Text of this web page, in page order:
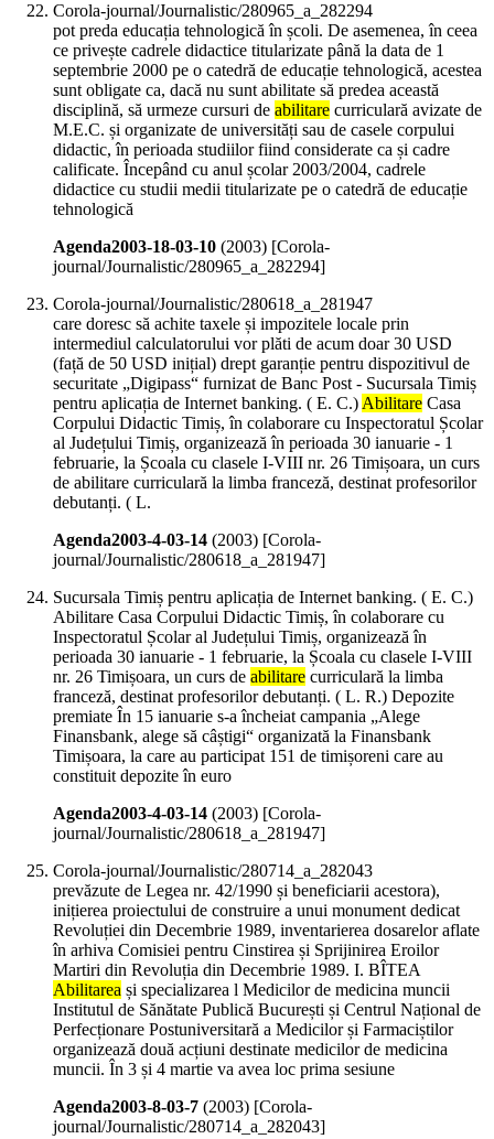
Corola-journal/Journalistic/280965_a_282294
pot preda educația tehnologică în școli. De asemenea, în ceea
ce privește cadrele didactice titularizate până la data de 1
septembrie 2000 pe o catedră de educație tehnologică, acestea
sunt obligate ca, dacă nu sunt abilitate să predea această
disciplină, să urmeze cursuri de abilitare curriculară avizate de
M.E.C. și organizate de universități sau de casele corpului
didactic, în perioada studiilor fiind considerate ca și cadre
calificate. Începând cu anul școlar 2003/2004, cadrele
didactice cu studii medii titularizate pe o catedră de educație
tehnologică
Agenda2003-18-03-10 (2003) [Corola-
journal/Journalistic/280965_a_282294]
Corola-journal/Journalistic/280618_a_281947
care doresc să achite taxele și impozitele locale prin
intermediul calculatorului vor plăti de acum doar 30 USD
(față de 50 USD inițial) drept garanție pentru dispozitivul de
securitate „Digipass“ furnizat de Banc Post - Sucursala Timiș
pentru aplicația de Internet banking. ( E. C.)Abilitare Casa
Corpului Didactic Timiș, în colaborare cu Inspectoratul Școlar
al Județului Timiș, organizează în perioada 30 ianuarie - 1
februarie, la Școala cu clasele I-VIII nr. 26 Timișoara, un curs
de abilitare curriculară la limba franceză, destinat profesorilor
debutanți. ( L.
Agenda2003-4-03-14 (2003) [Corola-
journal/Journalistic/280618_a_281947]
Sucursala Timiș pentru aplicația de Internet banking. ( E. C.)
Abilitare Casa Corpului Didactic Timiș, în colaborare cu
Inspectoratul Școlar al Județului Timiș, organizează în
perioada 30 ianuarie - 1 februarie, la Școala cu clasele I-VIII
nr. 26 Timișoara, un curs de abilitare curriculară la limba
franceză, destinat profesorilor debutanți. ( L. R.) Depozite
premiate În 15 ianuarie s-a încheiat campania „Alege
Finansbank, alege să câștigi“ organizată la Finansbank
Timișoara, la care au participat 151 de timișoreni care au
constituit depozite în euro
Agenda2003-4-03-14 (2003) [Corola-
journal/Journalistic/280618_a_281947]
Corola-journal/Journalistic/280714_a_282043
prevăzute de Legea nr. 42/1990 și beneficiarii acestora),
inițierea proiectului de construire a unui monument dedicat
Revoluției din Decembrie 1989, inventarierea dosarelor aflate
în arhiva Comisiei pentru Cinstirea și Sprijinirea Eroilor
Martiri din Revoluția din Decembrie 1989. I. BÎTEA
Abilitarea și specializarea l Medicilor de medicina muncii
Institutul de Sănătate Publică București și Centrul Național de
Perfecționare Postuniversitară a Medicilor și Farmaciștilor
organizează două acțiuni destinate medicilor de medicina
muncii. În 3 și 4 martie va avea loc prima sesiune
Agenda2003-8-03-7 (2003) [Corola-
journal/Journalistic/280714_a_282043]